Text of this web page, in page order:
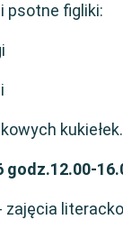
psotne figliki:
kukiełek.
godz.12.00-
zajęcia